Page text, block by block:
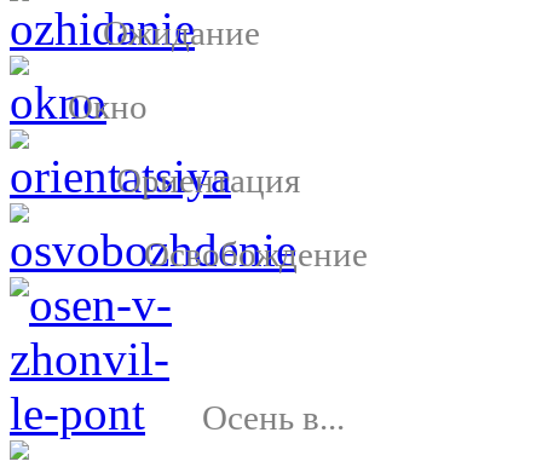
Ожидание
Окно
Ориентация
Освобождение
Осень в...